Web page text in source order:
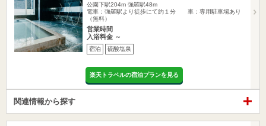
公園下駅204m 強羅駅48m
電車：強羅駅より徒歩にて約１分 車：専用駐車場あり
（無料）
営業時間
入浴料金 ～
宿泊 硫酸塩泉
楽天トラベルの宿泊プランを見る
関連情報から探す